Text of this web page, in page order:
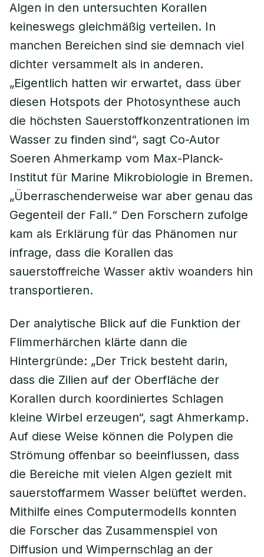
Algen in den untersuchten Korallen
keineswegs gleichmäßig verteilen. In
manchen Bereichen sind sie demnach viel
dichter versammelt als in anderen.
„Eigentlich hatten wir erwartet, dass über
diesen Hotspots der Photosynthese auch
die höchsten Sauerstoffkonzentrationen im
Wasser zu finden sind“, sagt Co-Autor
Soeren Ahmerkamp vom Max-Planck-
Institut für Marine Mikrobiologie in Bremen.
„Überraschenderweise war aber genau das
Gegenteil der Fall.“ Den Forschern zufolge
kam als Erklärung für das Phänomen nur
infrage, dass die Korallen das
sauerstoffreiche Wasser aktiv woanders hin
transportieren.
Der analytische Blick auf die Funktion der
Flimmerhärchen klärte dann die
Hintergründe: „Der Trick besteht darin,
dass die Zilien auf der Oberfläche der
Korallen durch koordiniertes Schlagen
kleine Wirbel erzeugen“, sagt Ahmerkamp.
Auf diese Weise können die Polypen die
Strömung offenbar so beeinflussen, dass
die Bereiche mit vielen Algen gezielt mit
sauerstoffarmem Wasser belüftet werden.
Mithilfe eines Computermodells konnten
die Forscher das Zusammenspiel von
Diffusion und Wimpernschlag an der